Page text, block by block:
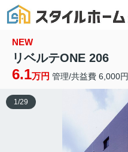
NEW
リベルテONE 206
6.1万円 管理/共益費 6,000円
1/29